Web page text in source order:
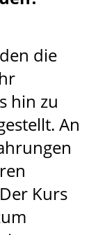
die
hin zu
An
Kurs